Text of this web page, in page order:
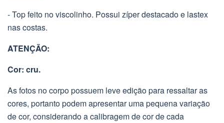
- Top feito no viscolinho. Possui zíper destacado e lastex
nas costas.
ATENÇÃO:
Cor: cru.
As fotos no corpo possuem leve edição para ressaltar as
cores, portanto podem apresentar uma pequena variação
de cor, considerando a calibragem de cor de cada